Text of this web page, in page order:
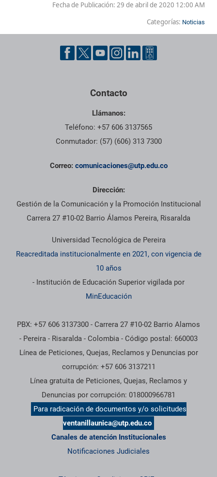
Fecha de Publicación: 29 de abril de 2020 12:00 AM
Categorías: Noticias
Contacto
Llámanos:
Teléfono: +57 606 3137565
Conmutador: (57) (606) 313 7300
Correo: comunicaciones@utp.edu.co
Dirección:
Gestión de la Comunicación y la Promoción Institucional
Carrera 27 #10-02 Barrio Álamos Pereira, Risaralda
Universidad Tecnológica de Pereira
Reacreditada institucionalmente en 2021, con vigencia de
10 años
- Institución de Educación Superior vigilada por
MinEducación
PBX: +57 606 3137300 - Carrera 27 #10-02 Barrio Alamos
- Pereira - Risaralda - Colombia - Código postal: 660003
Línea de Peticiones, Quejas, Reclamos y Denuncias por
corrupción: +57 606 3137211
Línea gratuita de Peticiones, Quejas, Reclamos y
Denuncias por corrupción: 018000966781
Para radicación de documentos y/o solicitudes
ventanillaunica@utp.edu.co
Canales de atención Institucionales
Notificaciones Judiciales